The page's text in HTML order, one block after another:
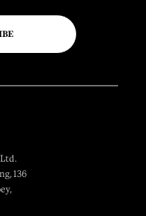
136